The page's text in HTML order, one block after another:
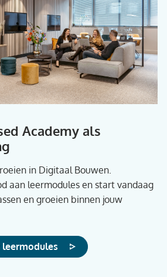
Academy als
in Digitaal Bouwen.
aan leermodules en start vandaag
en groeien binnen jouw
leermodules